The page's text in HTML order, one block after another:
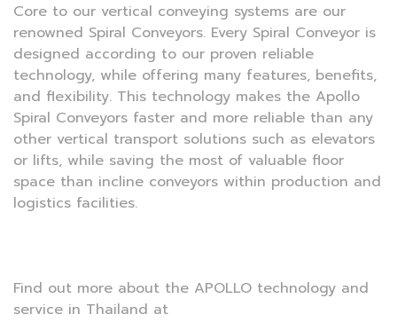
Core to our vertical conveying systems are our
renowned Spiral Conveyors. Every Spiral Conveyor is
designed according to our proven reliable
technology, while offering many features, benefits,
and flexibility. This technology makes the Apollo
Spiral Conveyors faster and more reliable than any
other vertical transport solutions such as elevators
or lifts, while saving the most of valuable floor
space than incline conveyors within production and
logistics facilities.
Find out more about the APOLLO technology and
service in Thailand at